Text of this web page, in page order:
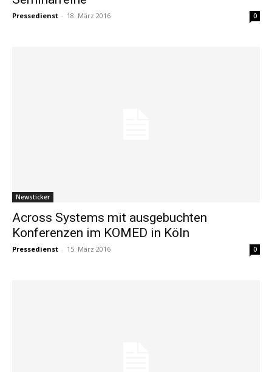
Pressedienst - 18. März 2016 0
Newsticker
Across Systems mit ausgebuchten
Konferenzen im KOMED in Köln
Pressedienst - 15. März 2016 0